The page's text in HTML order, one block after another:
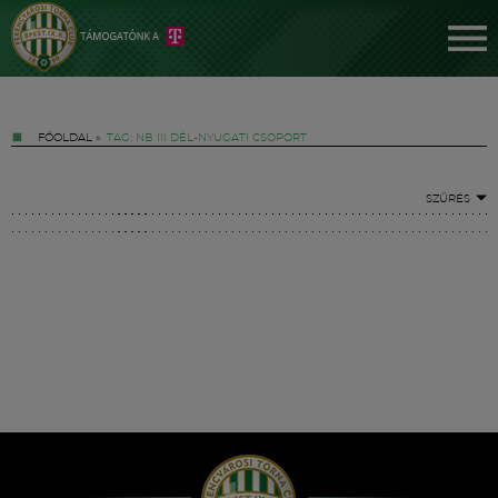
FŐOLDAL » TAG: NB III DÉL-NYUGATI CSOPORT
SZŰRÉS
Hírek